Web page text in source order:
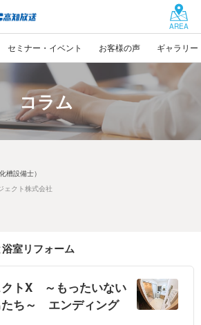
AREA
セミナー・イベント お客様の声 ギャラリー
コラム
槽設備士）
ェクト株式会社
室リフォーム
クトX ～もったいない
たち～ エンディング